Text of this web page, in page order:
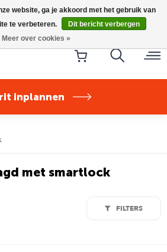
Silent Core nu direct uit voorraad
leverbaar!
inplannen
met smartlock
FILTERS
website, ga je akkoord met het gebruik van
te verbeteren.
Dit bericht verbergen
Meer over cookies »